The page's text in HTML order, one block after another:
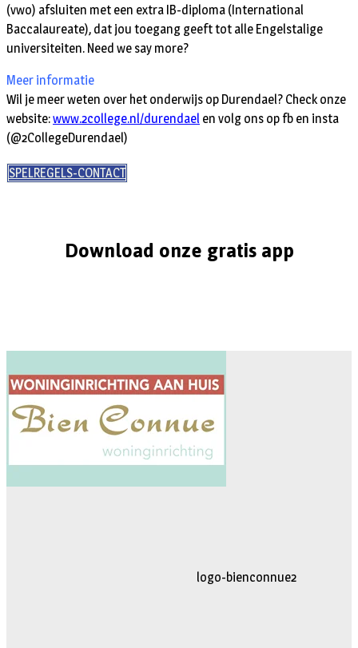
(vwo) afsluiten met een extra IB-diploma (International
Baccalaureate), dat jou toegang geeft tot alle Engelstalige
universiteiten. Need we say more?
Meer informatie
Wil je meer weten over het onderwijs op Durendael? Check onze
website:www.2college.nl/durendael en volg ons op fb en insta
(@2CollegeDurendael)
SPELREGELS-CONTACT
Download onze gratis app
logo-movimiento.fw